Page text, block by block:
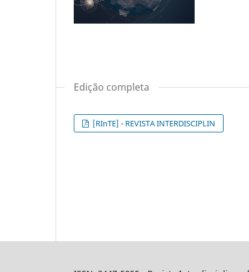
Edição completa
[RInTE] - REVISTA INTERDISCIPLIN